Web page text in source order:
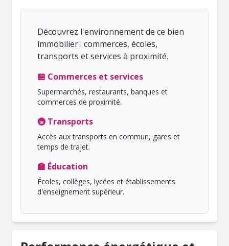
Découvrez l'environnement de ce bien
immobilier : commerces, écoles,
transports et services à proximité.
🏪 Commerces et services
Supermarchés, restaurants, banques et
commerces de proximité.
🚇 Transports
Accès aux transports en commun, gares et
temps de trajet.
🏫 Éducation
Écoles, collèges, lycées et établissements
d'enseignement supérieur.